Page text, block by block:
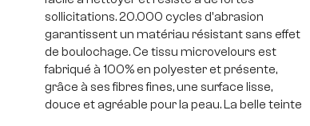
sollicitations. 20.000 cycles d'abrasion
garantissent un matériau résistant sans effet
de boulochage. Ce tissu microvelours est
fabriqué à 100% en polyester et présente,
grâce à ses fibres fines, une surface lisse,
douce et agréable pour la peau. La belle teinte